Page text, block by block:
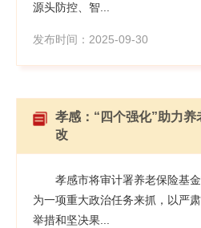
源头防控、智...
发布时间：2025-09-30
孝感：“四个强化”助力
改
孝感市将审计署养老保险基金
为一项重大政治任务来抓，以严
举措和坚决果...